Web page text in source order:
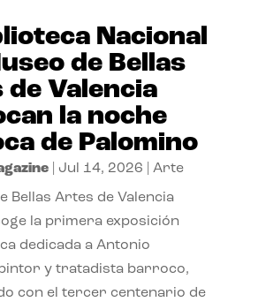
Nacional
de Bellas
Valencia
la noche
de Palomino
| Jul 14, 2026 Arte
Bellas Artes de Valencia
la primera exposición
dedicada a Antonio
y tratadista barroco,
con el tercer centenario de